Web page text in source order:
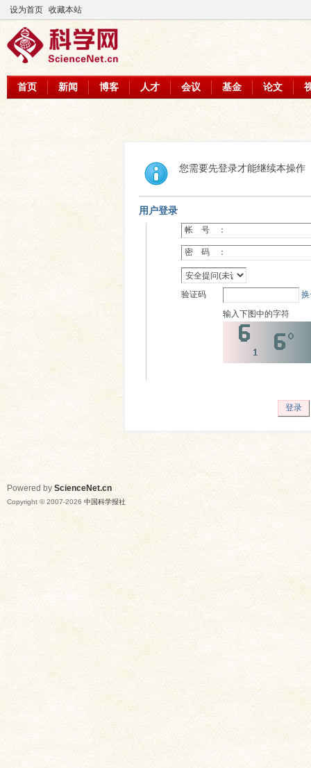
设为首页 收藏本站
首页 新闻 博客 人才 会议 基金 论文
您需要先登录才能继续本操作
用户登录
帐 号 ：
密 码 ：
验证码
输入下图中的字符
登录
Powered by ScienceNet.cn
Copyright © 2007-2026 中国科学报社